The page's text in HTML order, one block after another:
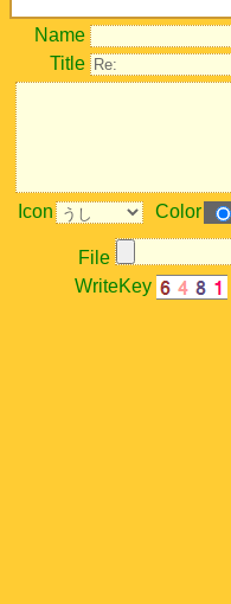
Name
Title
Icon Color
File
WriteKey